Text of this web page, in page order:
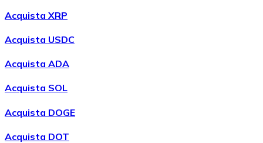
Acquista XRP
Acquista USDC
Acquista ADA
Acquista SOL
Acquista DOGE
Acquista DOT